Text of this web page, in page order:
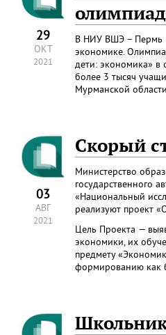
29
ОКТ
2021
В НИУ ВШЭ – Пермь
экономике.
дети: экономика» в
более 3 тысяч
Мурманской
03
АВГ
2021
Скорый
Министерство
государственного
«Национальный
реализуют проект
Цель Проекта —
экономики, их
предмету
формированию как